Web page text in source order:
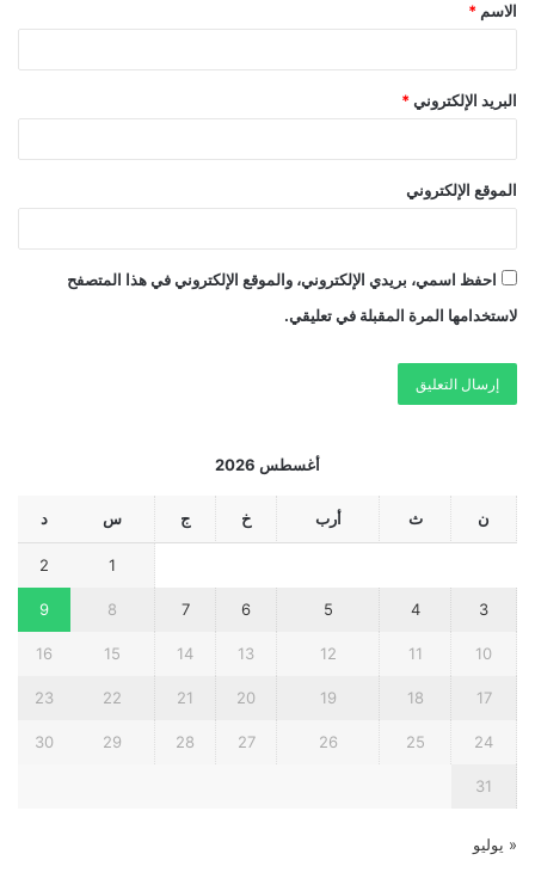
الاسم *
البريد الإلكتروني *
الموقع الإلكتروني
احفظ اسمي، بريدي الإلكتروني، والموقع الإلكتروني في هذا المتصفح
لاستخدامها المرة المقبلة في تعليقي.
أغسطس 2026
ن ث أرب خ ج س د
1
2
3
4
5
6
7
8
9
10
11
12
13
14
15
16
17
18
19
20
21
22
23
24
25
26
27
28
29
30
31
« يوليو